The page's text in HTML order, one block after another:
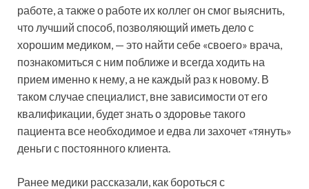
работе, а также о работе их коллег он смог выяснить,
что лучший способ, позволяющий иметь дело с
хорошим медиком, — это найти себе «своего» врача,
познакомиться с ним поближе и всегда ходить на
прием именно к нему, а не каждый раз к новому. В
таком случае специалист, вне зависимости от его
квалификации, будет знать о здоровье такого
пациента все необходимое и едва ли захочет «тянуть»
деньги с постоянного клиента.
Ранее медики рассказали, как бороться с